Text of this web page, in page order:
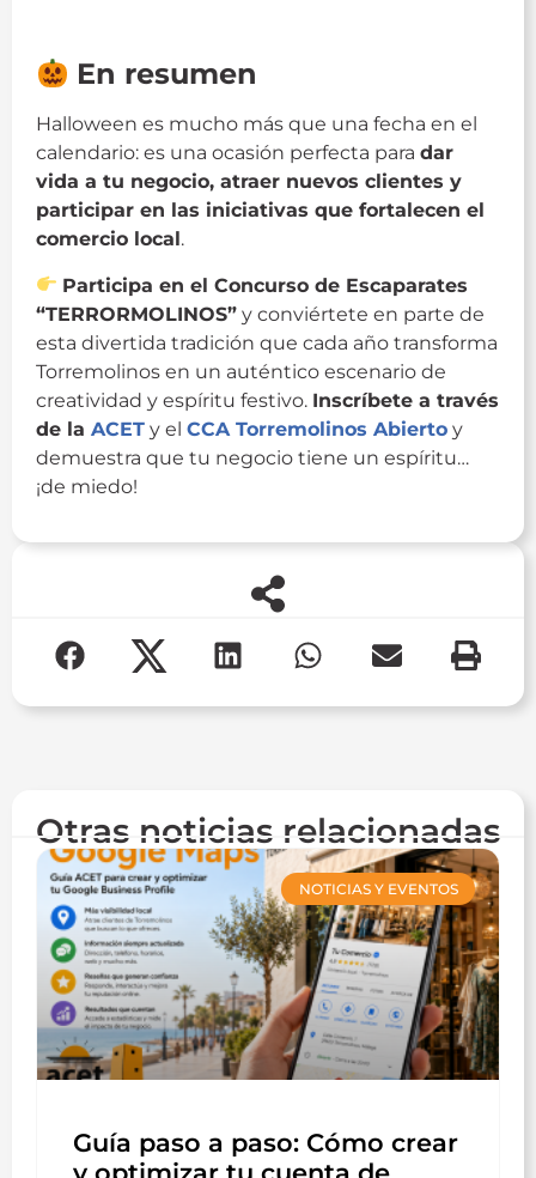
En resumen
Halloween es mucho más que una fecha en el
calendario: es una ocasión perfecta para dar
vida a tu negocio, atraer nuevos clientes y
participar en las iniciativas que fortalecen el
comercio local.
Participa en el Concurso de Escaparates
“TERRORMOLINOS” y conviértete en parte de
esta divertida tradición que cada año transforma
Torremolinos en un auténtico escenario de
creatividad y espíritu festivo. Inscríbete a través
de la ACET y el CCA Torremolinos Abierto y
demuestra que tu negocio tiene un espíritu…
¡de miedo!
Otras noticias relacionadas
NOTICIAS Y EVENTOS
Guía paso a paso: Cómo crear